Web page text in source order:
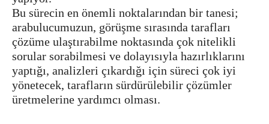
Bu sürecin en önemli noktalarından bir tanesi;
arabulucumuzun, görüşme sırasında tarafları
çözüme ulaştırabilme noktasında çok nitelikli
sorular sorabilmesi ve dolayısıyla hazırlıklarını
yaptığı, analizleri çıkardığı için süreci çok iyi
yönetecek, tarafların sürdürülebilir çözümler
üretmelerine yardımcı olması.